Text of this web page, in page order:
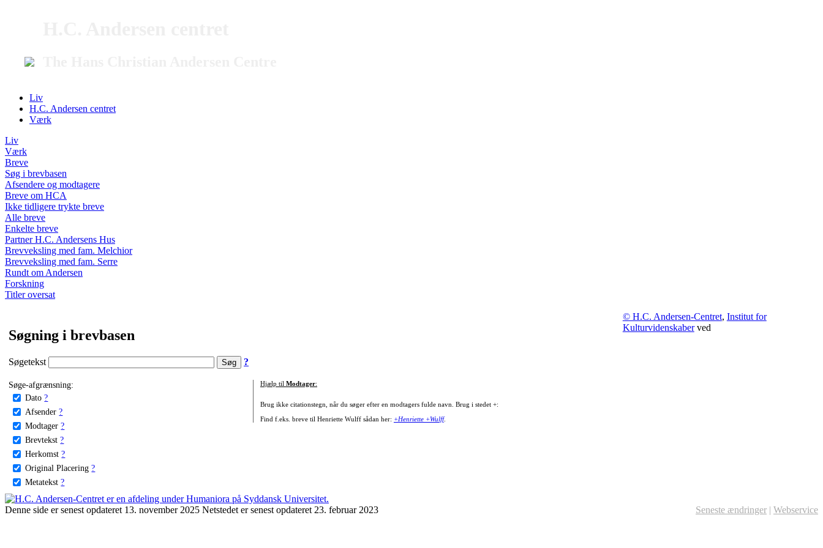
Liv
H.C. Andersen centret
Værk
Liv
Værk
Breve
Søg i brevbasen
Afsendere og modtagere
Breve om HCA
Ikke tidligere trykte breve
Alle breve
Enkelte breve
Partner H.C. Andersens Hus
Brevveksling med fam. Melchior
Brevveksling med fam. Serre
Rundt om Andersen
Forskning
Titler oversat
Søgning i brevbasen
Søgetekst ?
Søge-afgrænsning:
Dato ?
Afsender ?
Modtager ?
Brevtekst ?
Herkomst ?
Original Placering ?
Metatekst ?
Hjælp til Modtager:
Brug ikke citationstegn, når du søger efter en modtagers fulde navn. Brug i stedet +:
Find f.eks. breve til Henriette Wulff sådan her: +Henriette +Wulff.
© H.C. Andersen-Centret, Institut for
Kulturvidenskaberved
Denne side er senest opdateret 13. november 2025 Netstedet er senest opdateret 23. februar 2023 Seneste ændringer | Webservice